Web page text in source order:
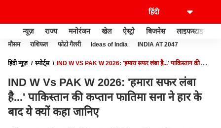
न्यूज़ राज्य मनोरंजन खेल ऐस्ट्रो बिजनेस लाइफस्टाइल
मौसम राशिफल फोटो गैलरी Ideas of India INDIA AT 2047
हिंदी न्यूज़ स्पोर्ट्स
IND W VS PAK W 2026: 'हमारा सफर लंबा है...' पाकिस्तान की
IND W Vs PAK W 2026: 'हमारा सफर लंबा
है...' पाकिस्तान की कप्तान फातिमा सना ने हार के
बाद ये क्यों कहा जानिए